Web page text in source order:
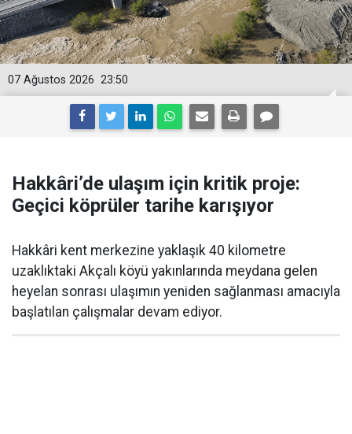
23:50
07 Ağustos 2026
Hakkâri’de ulaşım için kritik proje:
Geçici köprüler tarihe karışıyor
Hakkâri kent merkezine yaklaşık 40 kilometre
uzaklıktaki Akçalı köyü yakınlarında meydana gelen
heyelan sonrası ulaşımın yeniden sağlanması amacıyla
başlatılan çalışmalar devam ediyor.